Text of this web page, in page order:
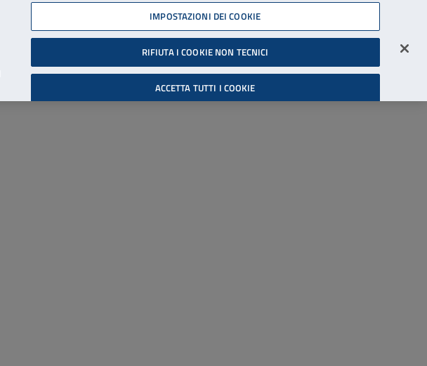
06 45539607
Accessibilità
Cerca
Accedi all'area riservata
IMPOSTAZIONI DEI COOKIE
RIFIUTA I COOKIE NON TECNICI
ACCETTA TUTTI I COOKIE